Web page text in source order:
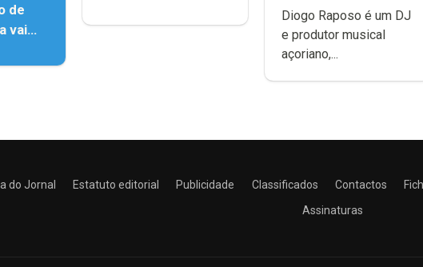
de
vai
difícil é produzir
uma música”
Diogo Raposo é um DJ
e produtor musical
açoriano,...
do Jornal Estatuto editorial Publicidade Classificados Contactos
Assinaturas